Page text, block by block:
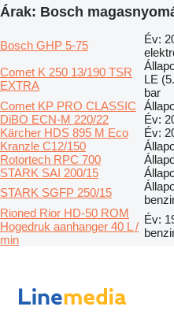
Árak: Bosch
Bosch GHP 5-75
Év:
Comet K 250 13/190 TSR
EXTRA
LE
bar
Comet KP PRO CLASSIC
DiBO ECN-M 220/22
Év:
Kärcher HDS 895 M Eco
Év:
Kranzle C12/150
Rotortech RPC 700
STARK SAI 200/15
STARK SGFP 250/15
Rioned Rior HD-50 ROM
Hogedruk aanhanger 40 L /
min
Év: